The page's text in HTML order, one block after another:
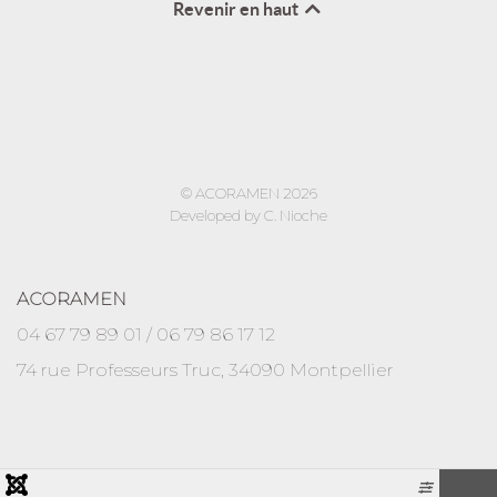
Revenir en haut
© ACORAMEN 2026
Developed by C. Nioche
ACORAMEN
04 67 79 89 01 / 06 79 86 17 12
74 rue Professeurs Truc, 34090 Montpellier